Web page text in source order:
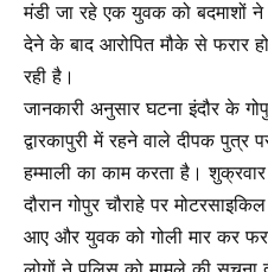
मंडी जा रहे एक युवक को बदमाशों ने
देने के बाद आरोपित मौके से फरार
रही है।
जानकारी अनुसार घटना इंदौर के
द्वारकापुरी में रहने वाले दीपक पुत्र
हम्माली का काम करता है।
दौरान गोपुर चौराहे पर
आए और युवक को गोली मार कर